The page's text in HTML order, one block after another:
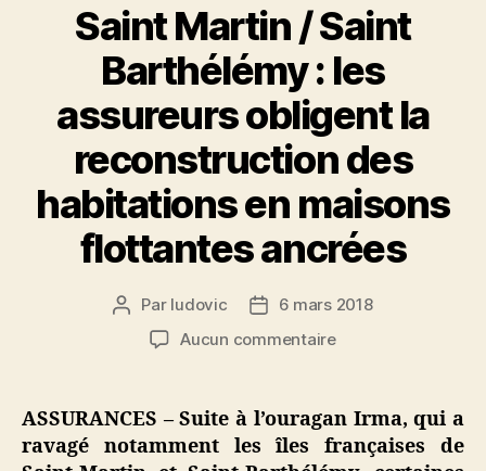
Saint Martin / Saint
Barthélémy : les
assureurs obligent la
reconstruction des
habitations en maisons
flottantes ancrées
Auteur
l’article
Par ludovic
Date6 mars 2018
Aucun commentairesur
Barthélémy
ASSURANCES – Suite à l’ouragan Irma, qui a
ravagé notamment les îles françaises de